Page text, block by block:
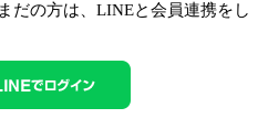
だの方は、 LINEと会員連携をし